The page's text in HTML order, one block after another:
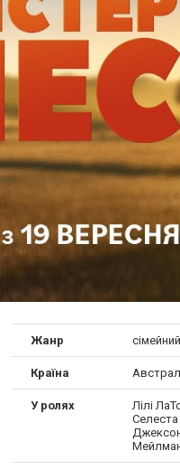
Жанр сімейний
Країна
У ролях
Лілі